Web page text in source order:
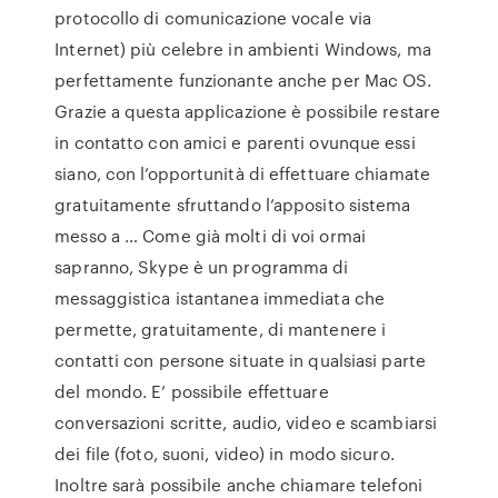
protocollo di comunicazione vocale via
Internet) più celebre in ambienti Windows, ma
perfettamente funzionante anche per Mac OS.
Grazie a questa applicazione è possibile restare
in contatto con amici e parenti ovunque essi
siano, con l’opportunità di effettuare chiamate
gratuitamente sfruttando l’apposito sistema
messo a … Come già molti di voi ormai
sapranno, Skype è un programma di
messaggistica istantanea immediata che
permette, gratuitamente, di mantenere i
contatti con persone situate in qualsiasi parte
del mondo. E’ possibile effettuare
conversazioni scritte, audio, video e scambiarsi
dei file (foto, suoni, video) in modo sicuro.
Inoltre sarà possibile anche chiamare telefoni